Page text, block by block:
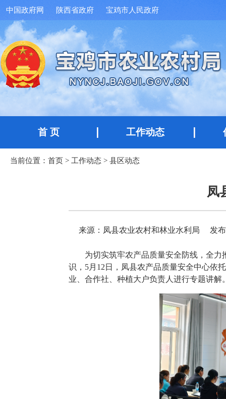
中国政府网 陕西省政府 宝鸡市人民政府
首 页 工作动态
当前位置： 首页 > 工作动态 > 县区动态
凤
来源：凤县农业农村和林业水利局 发
为切实筑牢农产品质量安全防线，全
识，5月12日，凤县农产品质量安全中心依
业、合作社、种植大户负责人进行专题讲解